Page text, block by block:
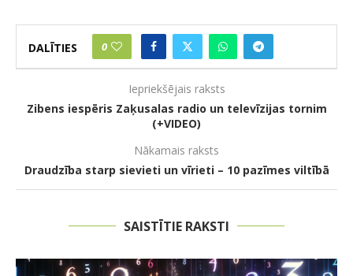
DALĪTIES 0
Iepriekšējais raksts
Zibens iespēris Zaķusalas radio un televīzijas tornim
(+VIDEO)
Nākamais raksts
Draudzība starp sievieti un vīrieti – 10 pazīmes viltībā
SAISTĪTIE RAKSTI